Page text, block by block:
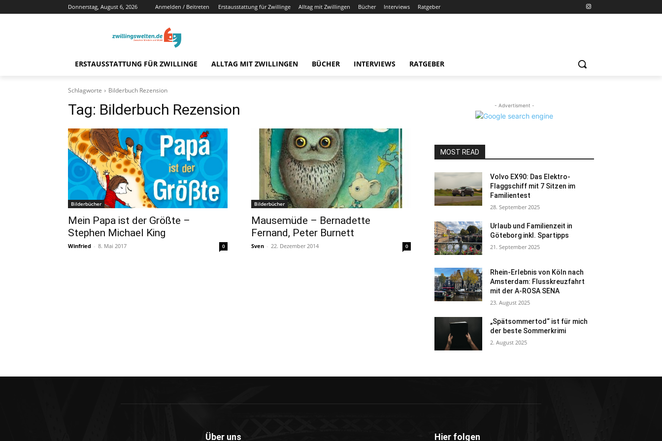
Donnerstag, August 6, 2026 Anmelden / Beitreten Erstausstattung für Zwillinge Alltag mit Zwillingen Bücher Interviews Ratgeber
ERSTAUSSTATTUNG FÜR ZWILLINGE ALLTAG MIT ZWILLINGEN BÜCHER INTERVIEWS RATGEBER
Schlagworte Bilderbuch Rezension
Tag: Bilderbuch Rezension
Bilderbücher
Mein Papa ist der Größte –
Stephen Michael King
Winfried - 8. Mai 2017 0
Bilderbücher
Mausemüde – Bernadette
Fernand, Peter Burnett
Sven - 22. Dezember 2014 0
- Advertisment -
MOST READ
Volvo EX90: Das Elektro-
Flaggschiff mit 7 Sitzen im
Familientest
28. September 2025
Urlaub und Familienzeit in
Göteborg inkl. Spartipps
21. September 2025
Rhein-Erlebnis von Köln nach
Amsterdam: Flusskreuzfahrt
mit der A-ROSA SENA
23. August 2025
„Spätsommertod“ ist für mich
der beste Sommerkrimi
2. August 2025
Über uns Hier folgen